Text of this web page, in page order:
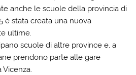
anche le scuole della provincia di
è stata creata una nuova
ultime.
scuole di altre province e, a
prendono parte alle gare
Vicenza.